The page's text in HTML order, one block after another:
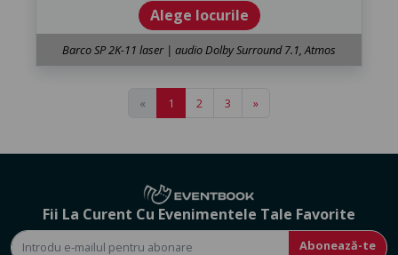
Alege locurile
Barco SP 2K-11 laser | audio Dolby Surround 7.1, Atmos
« 1 2 3 »
Fii La Curent Cu Evenimentele Tale Favorite
Abonează-te